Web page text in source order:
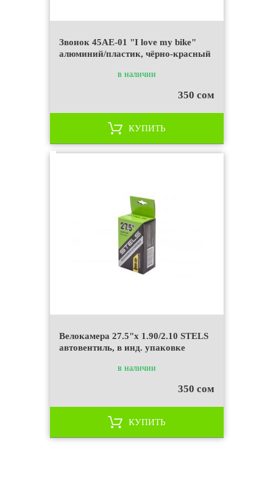
Звонок 45AE-01 "I love my bike"
алюминий/пластик, чёрно-красный
в наличии
350 сом
КУПИТЬ
Велокамера 27.5"x 1.90/2.10 STELS
автовентиль, в инд. упаковке
в наличии
350 сом
КУПИТЬ